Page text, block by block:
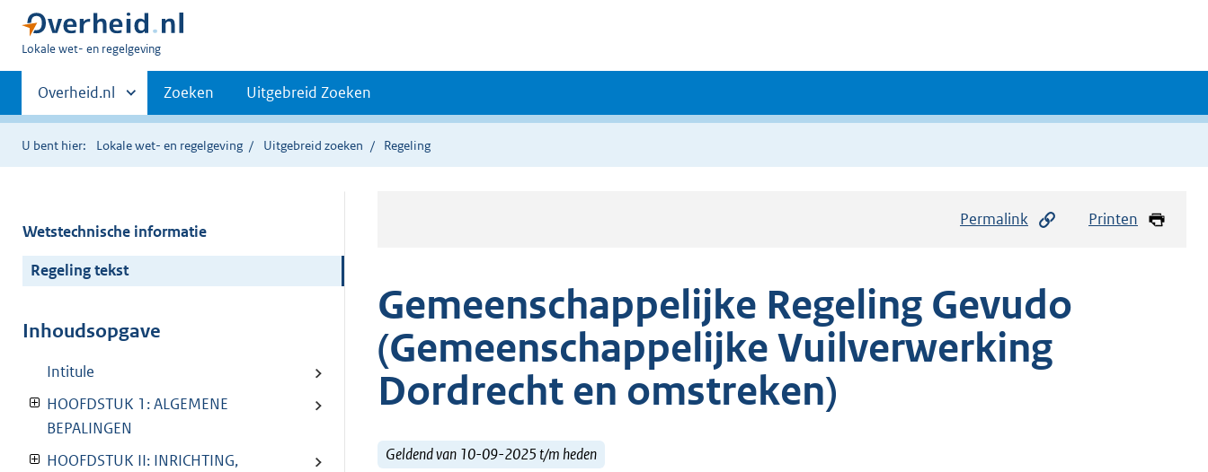
U
hier:
Lokale wet- en regelgeving
Primaire
navigatie
Andere
sites
binnen
Overheid.nl Zoeken Uitgebreid Zoeken
U bent hier: Lokale wet- en regelgeving Uitgebreid zoeken Regeling
Wetstechnische informatie
Regeling tekst
Inhoudsopgave
Intitule
HOOFDSTUK 1: ALGEMENE
BEPALINGEN
HOOFDSTUK II: INRICHTING,
Permalink Printen
Gemeenschappelijke Regeling Gevudo
(Gemeenschappelijke Vuilverwerking
Dordrecht en omstreken)
Geldend van 10-09-2025 t/m heden